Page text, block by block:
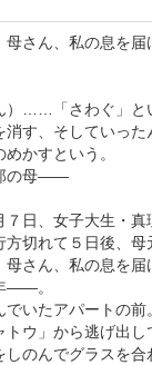
母さん、私の息を届
……「さわぐ」と
消す、そしていっ
かすという。
の母――
７日、女子大生・
方切れて５日後、母
母さん、私の息を届
――。
でいたアパートの
トウ」から逃げ出
しのんでグラスを合